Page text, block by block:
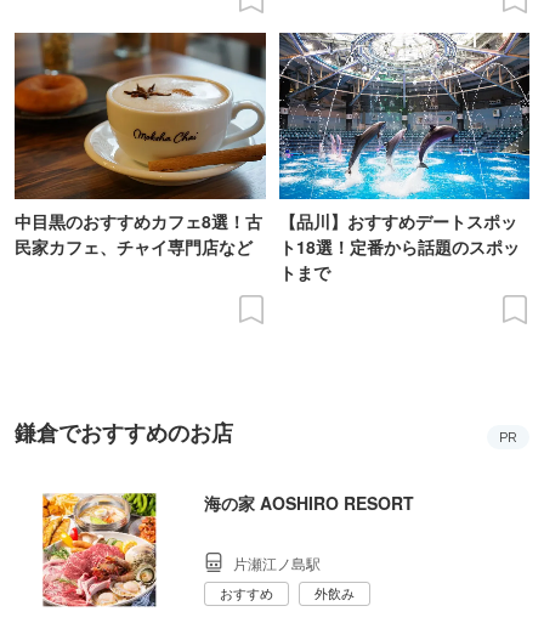
中目黒のおすすめカフェ8選！古
民家カフェ、チャイ専門店など
【品川】おすすめデートスポッ
ト18選！定番から話題のスポッ
トまで
鎌倉でおすすめのお店 PR
海の家 AOSHIRO RESORT
片瀬江ノ島駅
おすすめ 外飲み